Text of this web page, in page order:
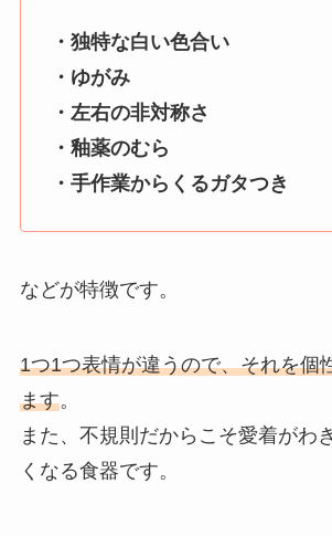
・独特な白い色合い
・ゆがみ
・左右の非対称さ
・釉薬のむら
・手作業からくるガタつき
などが特徴です。
1つ1つ表情が違うので、それを個
ます。
また、不規則だからこそ愛着がわ
くなる食器です。